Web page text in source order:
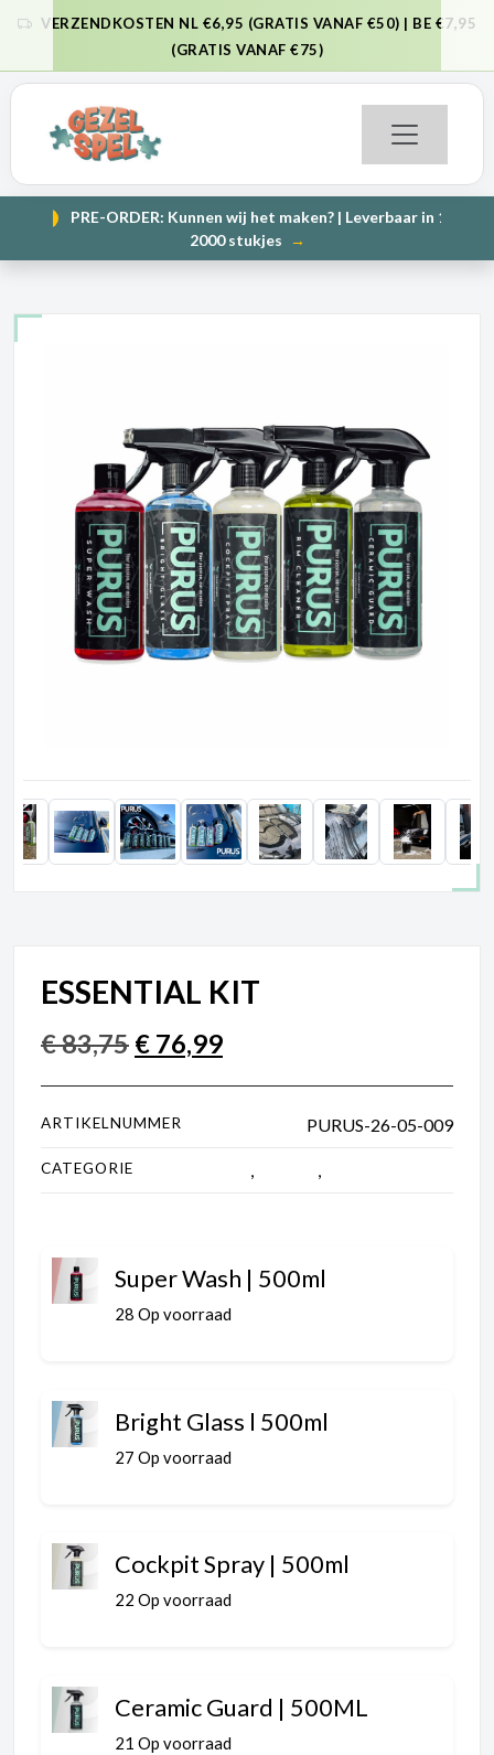
VERZENDKOSTEN NL €6,95 (GRATIS VANAF €50) | BE €7,95
(GRATIS VANAF €75)
PRE-ORDER: Kunnen wij het maken? | Leverbaar in 1000 en
2000 stukjes →
ESSENTIAL KIT
€83,75 € 76,99
ARTIKELNUMMER PURUS-26-05-009
CATEGORIE , ,
Super Wash | 500ml
28 Op voorraad
Bright Glass l 500ml
27 Op voorraad
Cockpit Spray | 500ml
22 Op voorraad
Ceramic Guard | 500ML
21 Op voorraad